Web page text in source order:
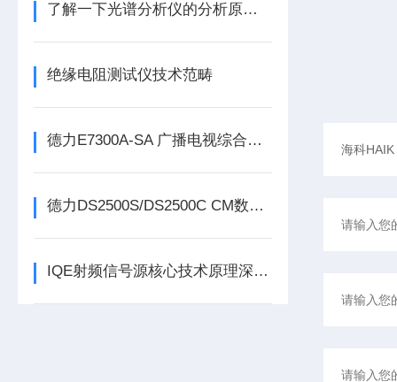
了解一下光谱分析仪的分析原理及过程吧
绝缘电阻测试仪技术范畴
德力E7300A-SA 广播电视综合测试仪（300kHz~3GHz）
德力DS2500S/DS2500C CM数字业务开通分析仪
IQE射频信号源核心技术原理深度剖析